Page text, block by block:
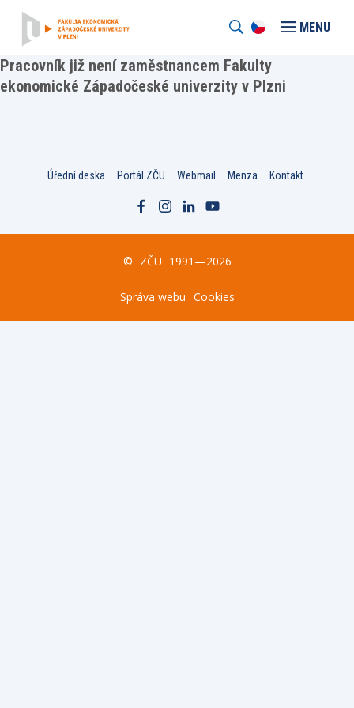
MENU
Pracovník již není zaměstnancem Fakulty
ekonomické Západočeské univerzity v Plzni
Úřední deska Portál ZČU Webmail Menza Kontakt
© ZČU 1991—2026
Správa webu Cookies